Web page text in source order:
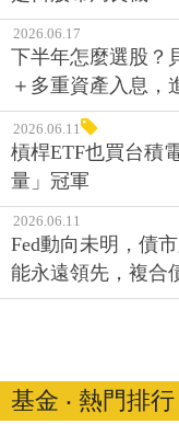
2026.06.17
下半年怎麼選股？
＋多重資產入息，
2026.06.11
槓桿ETF也買台積
量」冠軍
2026.06.11
Fed動向未明，債
能永遠領先，複合
基金 ‧ 熱門排行